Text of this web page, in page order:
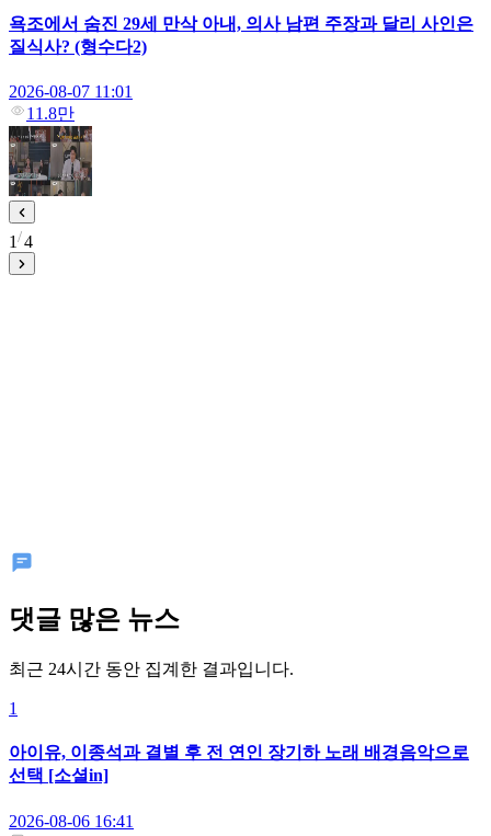
욕조에서 숨진 29세 만삭 아내, 의사 남편 주장과 달리 사인은
질식사? (형수다2)
2026-08-07 11:01
11.8만
1 4
댓글 많은 뉴스
최근 24시간 동안 집계한 결과입니다.
1
아이유, 이종석과 결별 후 전 연인 장기하 노래 배경음악으로
선택 [소셜in]
2026-08-06 16:41